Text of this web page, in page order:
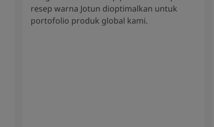
resep warna Jotun dioptimalkan untuk
portofolio produk global kami.